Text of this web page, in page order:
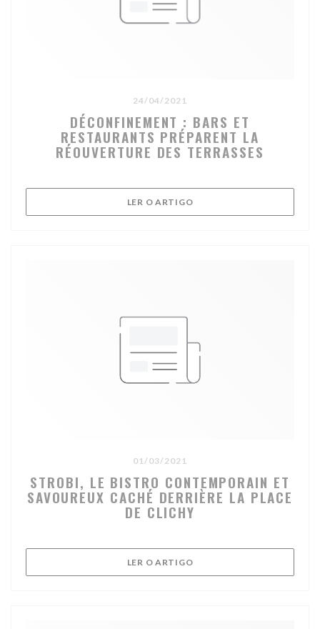
24/04/2021
DÉCONFINEMENT : BARS ET
RESTAURANTS PRÉPARENT LA
RÉOUVERTURE DES TERRASSES
LER O ARTIGO((ABRE NUMA NOVA
01/03/2021
STROBI, LE BISTRO CONTEMPORAIN ET
SAVOUREUX CACHÉ DERRIÈRE LA PLACE
DE CLICHY
LER O ARTIGO((ABRE NUMA NOVA